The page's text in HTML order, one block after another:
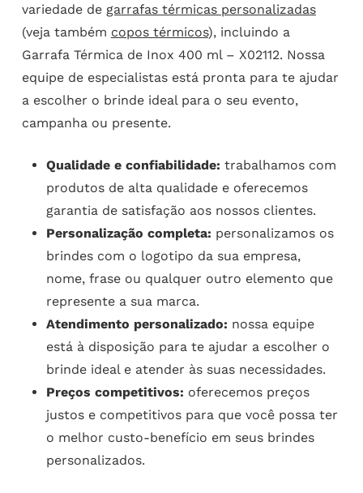
variedade de garrafas térmicas personalizadas
(veja também copos térmicos), incluindo a
Garrafa Térmica de Inox 400 ml – X02112. Nossa
equipe de especialistas está pronta para te ajudar
a escolher o brinde ideal para o seu evento,
campanha ou presente.
Qualidade e confiabilidade: trabalhamos com
produtos de alta qualidade e oferecemos
garantia de satisfação aos nossos clientes.
Personalização completa: personalizamos os
brindes com o logotipo da sua empresa,
nome, frase ou qualquer outro elemento que
represente a sua marca.
Atendimento personalizado: nossa equipe
está à disposição para te ajudar a escolher o
brinde ideal e atender às suas necessidades.
Preços competitivos: oferecemos preços
justos e competitivos para que você possa ter
o melhor custo-benefício em seus brindes
personalizados.